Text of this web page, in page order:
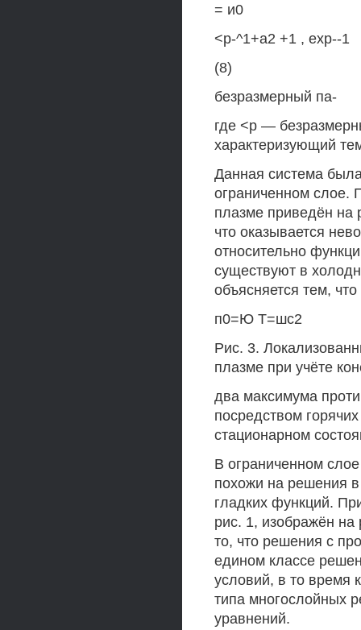
= и0
<р-^1+а2 +1 , ехр--1
(8)
безразмерный па-
где <р —
характеризующий
Данная система
ограниченном слое.
плазме приведён на
что оказывается
относительно
существуют в
объясняется тем,
п0=Ю Т=шс2
Рис. 3.
плазме при учёте
два максимума
посредством
стационарном
В ограниченном
похожи на решения
гладких функций.
рис. 1, изображён
то, что решения с
едином классе
условий, в то время
типа многослойных
уравнений.